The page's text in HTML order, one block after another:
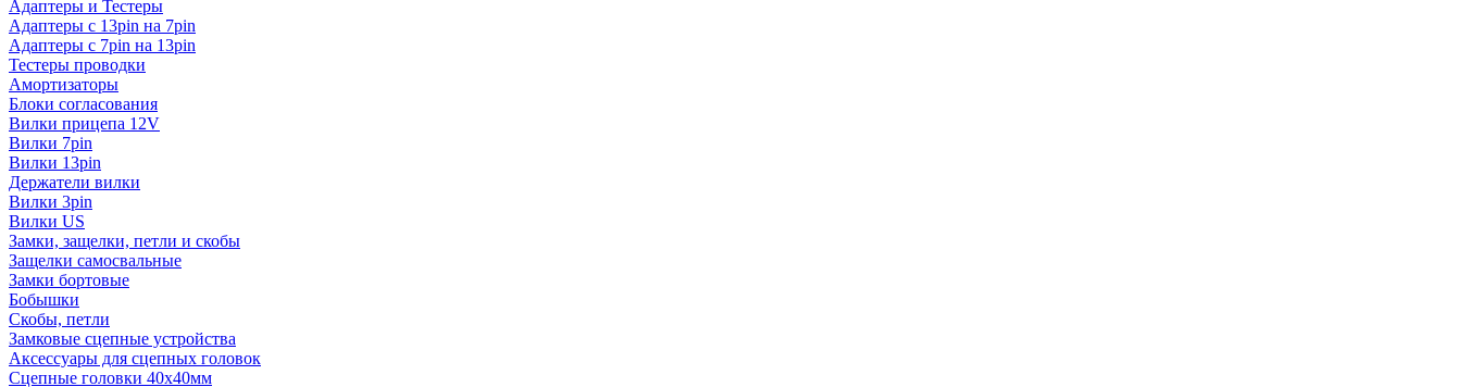
Адаптеры и Тестеры
Адаптеры с 13pin на 7pin
Адаптеры с 7pin на 13pin
Тестеры проводки
Амортизаторы
Блоки согласования
Вилки прицепа 12V
Вилки 7pin
Вилки 13pin
Держатели вилки
Вилки 3pin
Вилки US
Замки, защелки, петли и скобы
Защелки самосвальные
Замки бортовые
Бобышки
Скобы, петли
Замковые сцепные устройства
Аксессуары для сцепных головок
Сцепные головки 40x40мм